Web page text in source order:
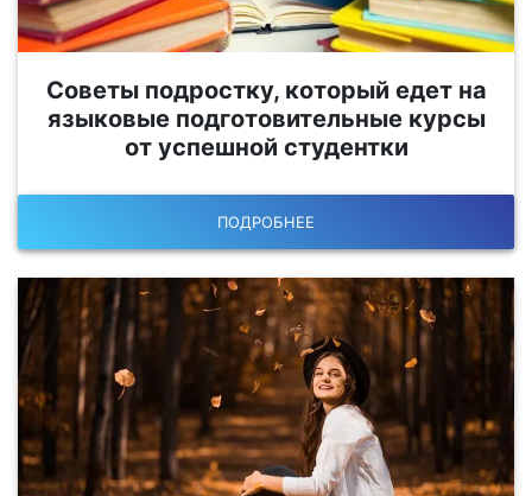
Советы подростку, который едет на
языковые подготовительные курсы
от успешной студентки
ПОДРОБНЕЕ